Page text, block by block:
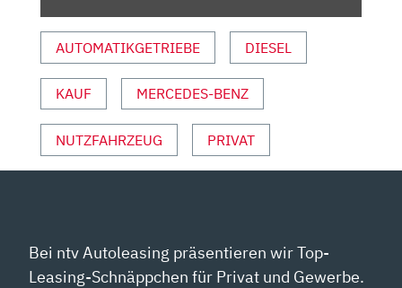
|
AUTO
MOTOR
UND
VON
YOUTUBE
AUTOMATIKGETRIEBE DIESEL
KAUF MERCEDES-BENZ
NUTZFAHRZEUG PRIVAT
Bei ntv Autoleasing präsentieren wir Top-
Leasing-Schnäppchen für Privat und Gewerbe.